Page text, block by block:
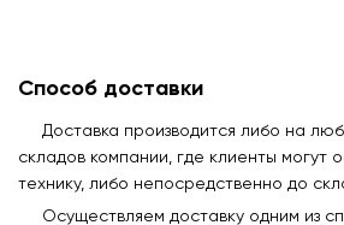
Способ доставки
Доставка производится либо на
складов компании, где клиенты могут
технику, либо непосредственно до
Осуществляем доставку одним из